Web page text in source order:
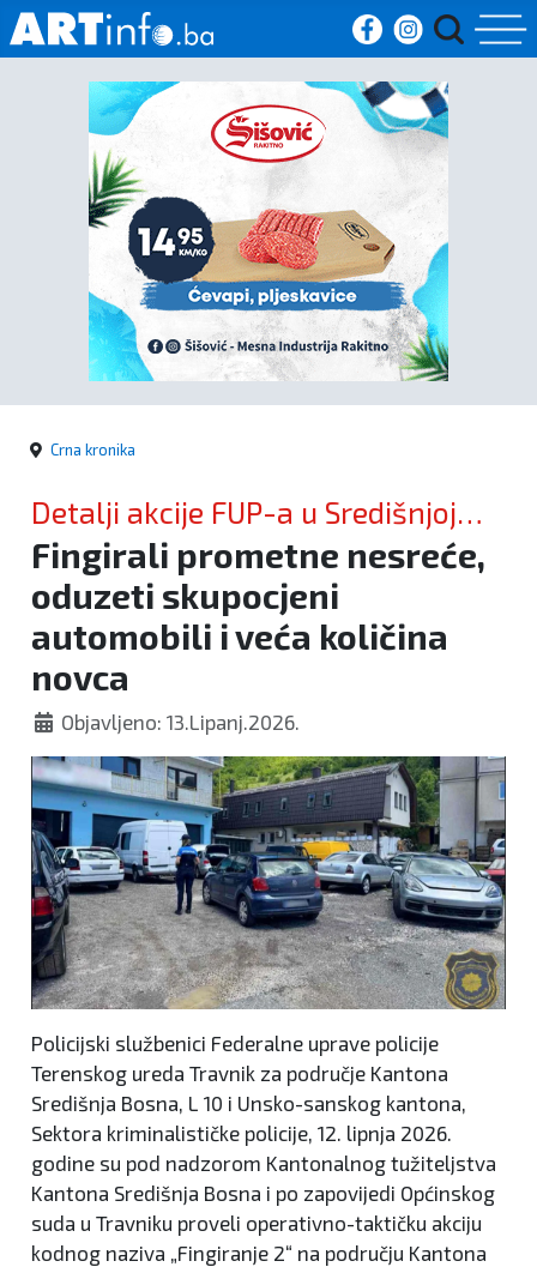
Početna
Vijesti
Sport
Kultura
Crna
kronika
Politika
Zanimljivosti
Crna kronika
Detalji akcije FUP-a u Središnjoj
Bosni
Fingirali prometne nesreće,
oduzeti skupocjeni
automobili i veća količina
novca
Objavljeno: 13.Lipanj.2026.
Policijski službenici Federalne uprave policije
Terenskog ureda Travnik za područje Kantona
Središnja Bosna, L 10 i Unsko-sanskog kantona,
Sektora kriminalističke policije, 12. lipnja 2026.
godine su pod nadzorom Kantonalnog tužiteljstva
Kantona Središnja Bosna i po zapovijedi Općinskog
suda u Travniku proveli operativno-taktičku akciju
kodnog naziva „Fingiranje 2“ na području Kantona